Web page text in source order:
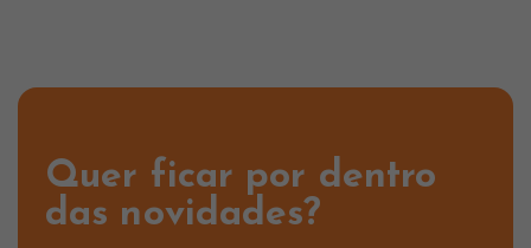
Quer ficar por dentro
das novidades?